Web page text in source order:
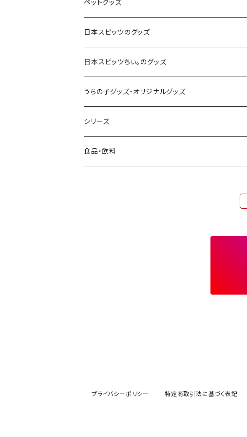
パーカー
アクセサリー
キャップ・ハット・帽子
スマートフォン・携帯電話
スマホリング
キッチン・ダイニング用品
コースター
キーホルダー
ステッカー
ファブリックパネル
置物
ペットグッズ
首輪・ハーネス・リード
犬服・ウェア
お散歩・お出かけアイテム
おもちゃ・しつけ用品・訓練グッズ
日本スピッツのグッズ
日本スピッツちぃ。のグッズ
うちの子グッズ・オリジナルグッズ
シリーズ
日本スピッツのシルエット
食品・飲料
プライバシーポリシー 特定商取引法に基づく表記